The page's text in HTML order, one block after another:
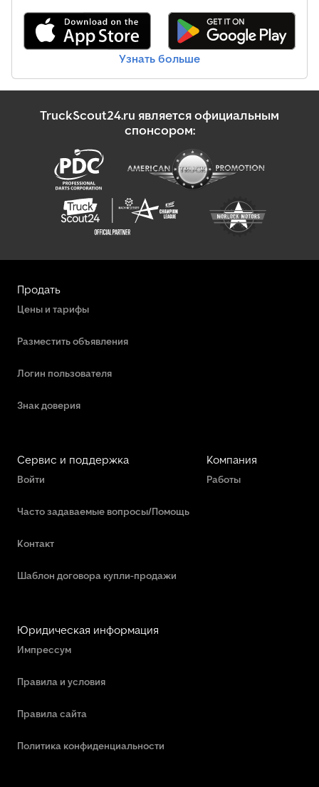
Узнать больше
TruckScout24.ru является официальным
спонсором:
Продать
Цены и тарифы
Разместить объявления
Логин пользователя
Знак доверия
Сервис и поддержка
Войти
Часто задаваемые вопросы/Помощь
Контакт
Шаблон договора купли-продажи
Компания
Работы
Юридическая информация
Импрессум
Правила и условия
Правила сайта
Политика конфиденциальности